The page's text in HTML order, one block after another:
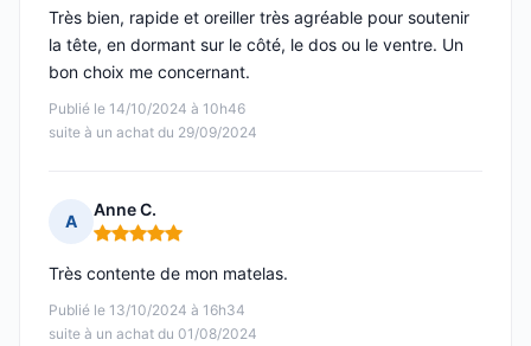
Publié le 14/10/2024 à 10h46
suite à un achat du 29/09/2024
Très bien, rapide et oreiller très agréable pour soutenir
la tête, en dormant sur le côté, le dos ou le ventre. Un
bon choix me concernant.
A
Anne C.
Note : 5 sur 5
Publié le 13/10/2024 à 16h34
suite à un achat du 01/08/2024
Très contente de mon matelas.